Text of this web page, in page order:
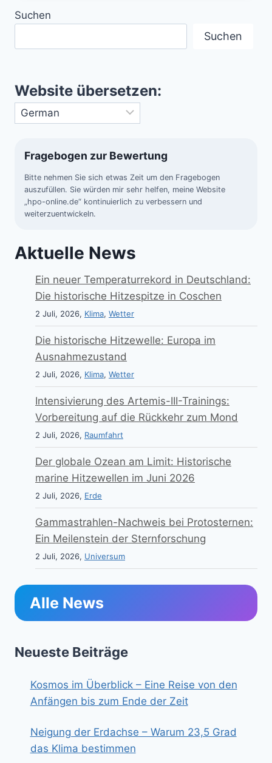
EVOLUTION
Suchen
Suchen
Website übersetzen:
Fragebogen zur Bewertung
Bitte nehmen Sie sich etwas Zeit um den Fragebogen
auszufüllen. Sie würden mir sehr helfen, meine Website
„hpo-online.de“ kontinuierlich zu verbessern und
weiterzuentwickeln.
Aktuelle News
Ein neuer Temperaturrekord in Deutschland:
Die historische Hitzespitze in Coschen
2 Juli, 2026, Klima, Wetter
Die historische Hitzewelle: Europa im
Ausnahmezustand
2 Juli, 2026, Klima, Wetter
Intensivierung des Artemis-III-Trainings:
Vorbereitung auf die Rückkehr zum Mond
2 Juli, 2026, Raumfahrt
Der globale Ozean am Limit: Historische
marine Hitzewellen im Juni 2026
2 Juli, 2026, Erde
Gammastrahlen-Nachweis bei Protosternen:
Ein Meilenstein der Sternforschung
2 Juli, 2026, Universum
Alle News
Neueste Beiträge
Kosmos im Überblick – Eine Reise von den
Anfängen bis zum Ende der Zeit
Neigung der Erdachse – Warum 23,5 Grad
das Klima bestimmen